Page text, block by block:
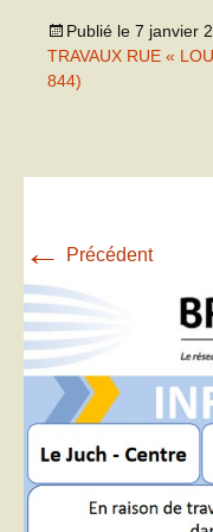
Publié le 7 janvier
TRAVAUX RUE «
844)
← Précédent